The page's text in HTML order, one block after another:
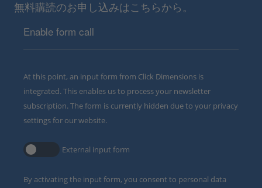
無料購読のお申し込みはこちらから。
Enable form call
At this point, an input form from Click Dimensions is
integrated. This enables us to process your newsletter
subscription. The form is currently hidden due to your privacy
settings for our website.
External input form
By activating the input form, you consent to personal data